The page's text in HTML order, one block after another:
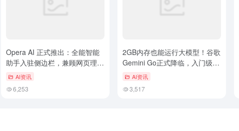
Opera AI 正式推出：全能智能
助手入驻侧边栏，兼顾网页理解
与隐私保护
AI资讯
6,253
2GB内存也能运行大模型！谷歌
Gemini Go正式降临，入门级安
卓手机迎来AI普及
AI资讯
3,517